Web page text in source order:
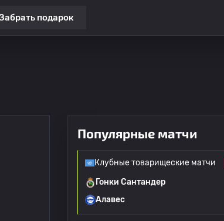
подарок
Популярные матчи
Клубные товарищеские матчи
Гонки Сантандер
Алавес